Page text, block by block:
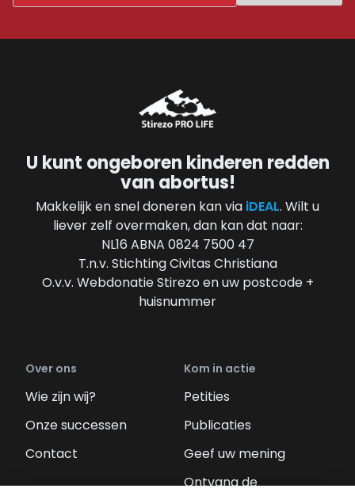
U kunt ongeboren kinderen redden
van abortus!
Makkelijk en snel doneren kan via iDEAL. Wilt u
liever zelf overmaken, dan kan dat naar:
NL16 ABNA 0824 7500 47
T.n.v. Stichting Civitas Christiana
O.v.v. Webdonatie Stirezo en uw postcode +
huisnummer
Over ons
Wie zijn wij?
Onze successen
Contact
Kom in actie
Petities
Publicaties
Geef uw mening
Ontvang de